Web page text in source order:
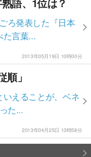
語、1位は？
ろ発表した『日本
た言葉...
2013年05月19日 10時00分
」
えることが、ベネ
た...
2013年04月25日 13時58分